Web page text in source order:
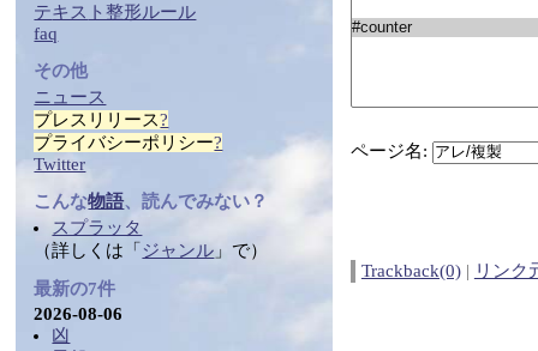
ページ名:
Trackback(0)| リンク
テキス ト整形ルール
faq
その他
ニュース
プレスリリース?
プライバシーポリシー?
Twitter
こんな物語、読んでみない？
スプラッタ
（詳しくは「 ジャンル 」で）
最新の7件
2026-08-06
凶